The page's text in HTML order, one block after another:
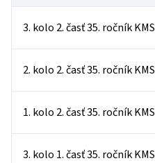
3. kolo 2. časť 35. ročník KMS
2. kolo 2. časť 35. ročník KMS
1. kolo 2. časť 35. ročník KMS
3. kolo 1. časť 35. ročník KMS